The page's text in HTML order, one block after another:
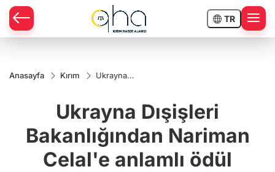
TR
Anasayfa Kırım
Ukrayna
Celal'e
anlamlı ödül
Ukrayna Dışişleri
Bakanlığından Nariman
Celal'e anlamlı ödül